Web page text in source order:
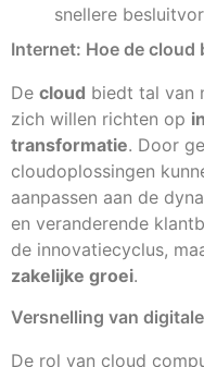
snellere
Internet: Hoe de
De cloud biedt tal van
zich willen richten op
transformatie. Door
cloudoplossingen
aanpassen aan de
en veranderende
de innovatiecyclus,
zakelijke groei.
Versnelling van
De rol van cloud